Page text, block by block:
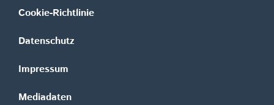
Cookie-Richtlinie
Datenschutz
Impressum
Mediadaten